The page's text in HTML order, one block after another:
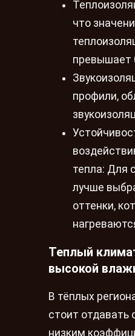
что
превышает
профили,
тепла: Для
лучше
оттенки,
Теплый
высокой
В тёплых
стоит отдавать
низким